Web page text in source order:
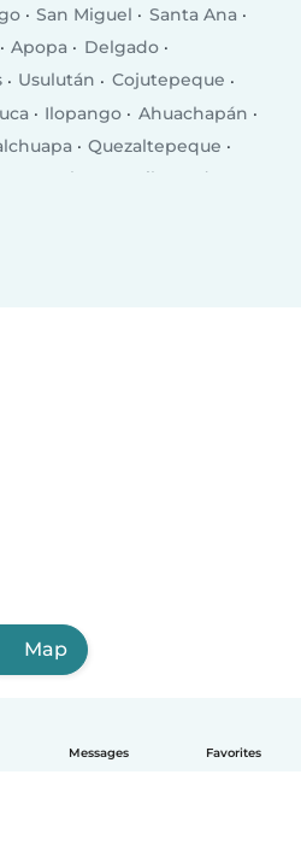
Messages Favorites
San Miguel
Santa Ana
Apopa
Delgado
Usulután
Cojutepeque
Ilopango
Ahuachapán
Quezaltepeque
Izalco
La Libertad
Map